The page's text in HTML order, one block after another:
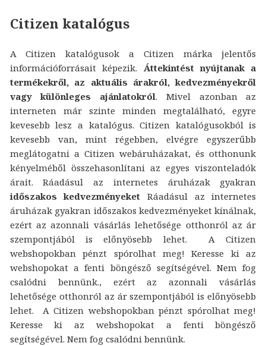
Citizen katalógus
A Citizen katalógusok a Citizen márka jelentős
információforrásait képezik. Áttekintést nyújtanak a
termékekről, az aktuális árakról, kedvezményekről
vagy különleges ajánlatokról. Mivel azonban az
interneten már szinte minden megtalálható, egyre
kevesebb lesz a katalógus. Citizen katalógusokból is
kevesebb van, mint régebben, elvégre egyszerűbb
meglátogatni a Citizen webáruházakat, és otthonunk
kényelméből összehasonlítani az egyes viszonteladók
árait. Ráadásul az internetes áruházak gyakran
időszakos kedvezményeket Ráadásul az internetes
áruházak gyakran időszakos kedvezményeket kínálnak,
ezért az azonnali vásárlás lehetősége otthonról az ár
szempontjából is előnyösebb lehet. A Citizen
webshopokban pénzt spórolhat meg! Keresse ki az
webshopokat a fenti böngésző segítségével. Nem fog
csalódni bennünk., ezért az azonnali vásárlás
lehetősége otthonról az ár szempontjából is előnyösebb
lehet. A Citizen webshopokban pénzt spórolhat meg!
Keresse ki az webshopokat a fenti böngésző
segítségével. Nem fog csalódni bennünk.